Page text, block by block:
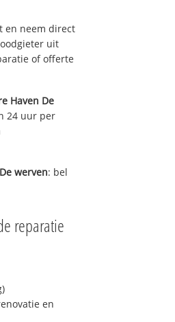
en neem direct
uit
of offerte
Haven De
24 uur per
werven: bel
reparatie
en